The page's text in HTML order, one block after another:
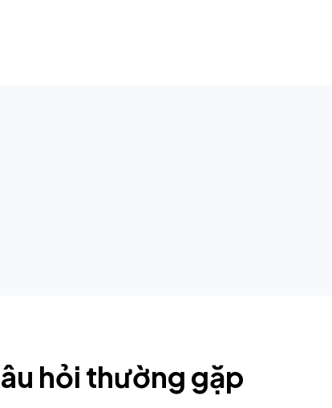
hỏi thường gặp